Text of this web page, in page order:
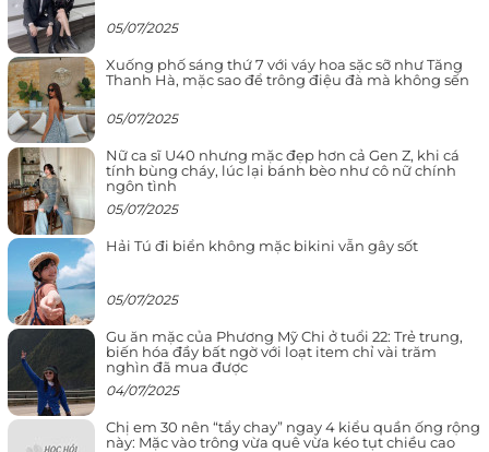
05/07/2025
Xuống phố sáng thứ 7 với váy hoa sặc sỡ như Tăng
Thanh Hà, mặc sao để trông điệu đà mà không sến
05/07/2025
Nữ ca sĩ U40 nhưng mặc đẹp hơn cả Gen Z, khi cá
tính bùng cháy, lúc lại bánh bèo như cô nữ chính
ngôn tình
05/07/2025
Hải Tú đi biển không mặc bikini vẫn gây sốt
05/07/2025
Gu ăn mặc của Phương Mỹ Chi ở tuổi 22: Trẻ trung,
biến hóa đầy bất ngờ với loạt item chỉ vài trăm
nghìn đã mua được
04/07/2025
Chị em 30 nên “tẩy chay” ngay 4 kiểu quần ống rộng
này: Mặc vào trông vừa quê vừa kéo tụt chiều cao